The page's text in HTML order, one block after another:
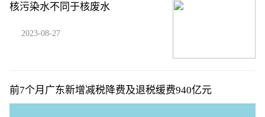
核污染水不同于核废水
2023-08-27
前7个月广东新增减税降费及退税缓费940亿元